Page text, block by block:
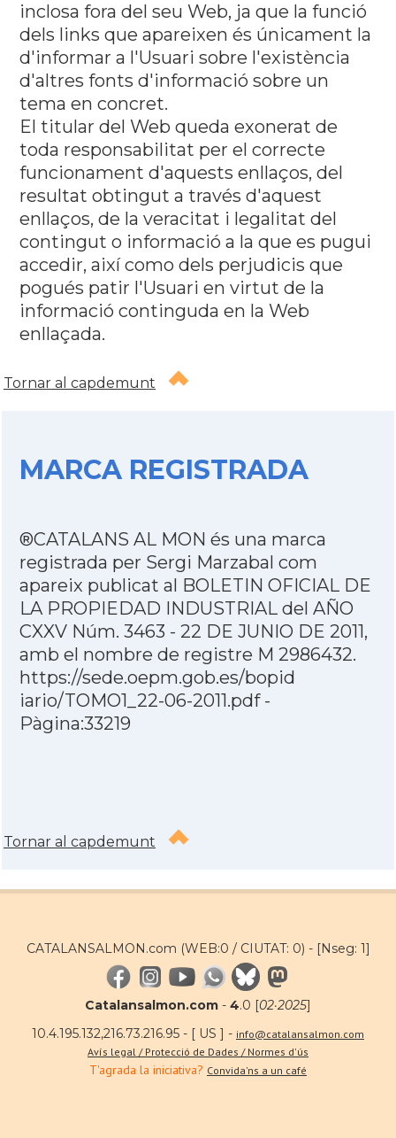
inclosa fora del seu Web, ja que la funció
dels links que apareixen és únicament la
d'informar a l'Usuari sobre l'existència
d'altres fonts d'informació sobre un
tema en concret.
El titular del Web queda exonerat de
toda responsabilitat per el correcte
funcionament d'aquests enllaços, del
resultat obtingut a través d'aquest
enllaços, de la veracitat i legalitat del
contingut o informació a la que es pugui
accedir, així como dels perjudicis que
pogués patir l'Usuari en virtut de la
informació continguda en la Web
enllaçada.
Tornar al capdemunt
MARCA REGISTRADA
®CATALANS AL MON és una marca
registrada per Sergi Marzabal com
apareix publicat al BOLETIN OFICIAL DE
LA PROPIEDAD INDUSTRIAL del AÑO
CXXV Núm. 3463 - 22 DE JUNIO DE 2011,
amb el nombre de registre M 2986432.
https://sede.oepm.gob.es/bopid
iario/TOMO1_22-06-2011.pdf -
Pàgina:33219
Tornar al capdemunt
CATALANSALMON.com (WEB:0 / CIUTAT: 0) - [Nseg: 1]
Catalansalmon.com - 4.0 [02·2025]
10.4.195.132,216.73.216.95 - [ US ] - info@catalansalmon.com
Avís legal / Protecció de Dades / Normes d'ús
T'agrada la iniciativa? Convida'ns a un café